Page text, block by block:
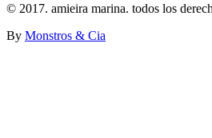
© 2017. amieira marina. todos los
By Monstros & Cia